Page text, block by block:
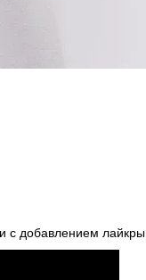
с добавлением лайкры.